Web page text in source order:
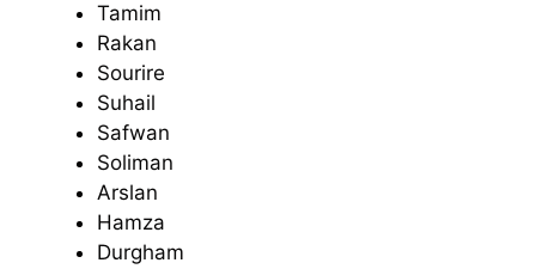
Tamim
Rakan
Sourire
Suhail
Safwan
Soliman
Arslan
Hamza
Durgham